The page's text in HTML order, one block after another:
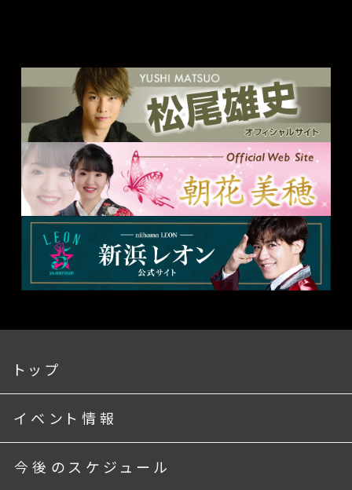
トップ
イベント情報
今後のスケジュール